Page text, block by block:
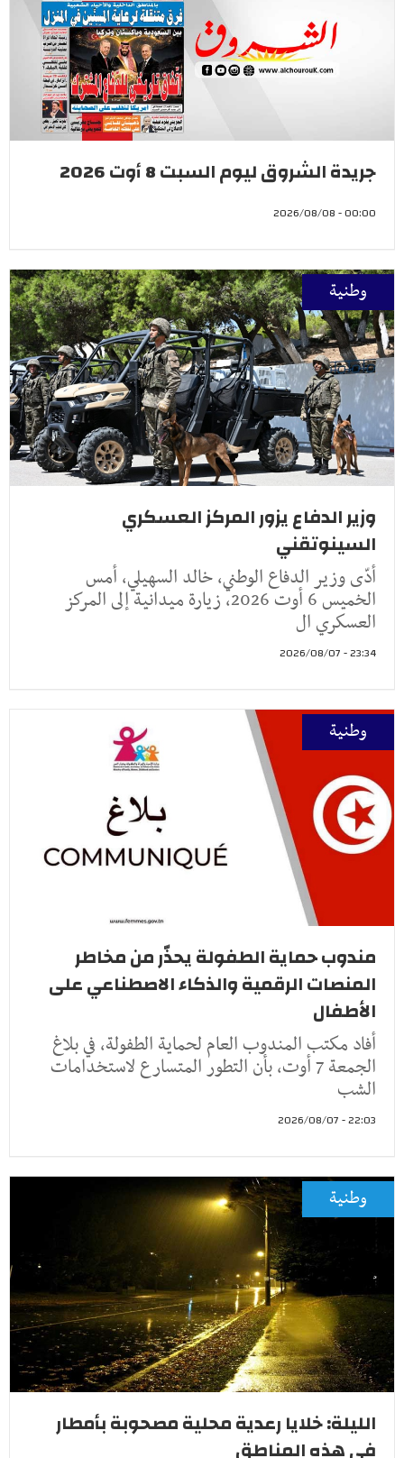
جريدة الشروق ليوم السبت 8 أوت 2026
00:00 - 2026/08/08
وطنية
وزير الدفاع يزور المركز العسكري
السينوتقني
أدّى وزير الدفاع الوطني، خالد السهيلي، أمس
الخميس 6 أوت 2026، زيارة ميدانية إلى المركز
العسكري ال
23:34 - 2026/08/07
وطنية
مندوب حماية الطفولة يحذّر من مخاطر
المنصات الرقمية والذكاء الاصطناعي على
الأطفال
أفاد مكتب المندوب العام لحماية الطفولة، في بلاغ
الجمعة 7 أوت، بأن التطور المتسارع لاستخدامات
الشب
22:03 - 2026/08/07
وطنية
الليلة: خلايا رعدية محلية مصحوبة بأمطار
في هذه المناطق